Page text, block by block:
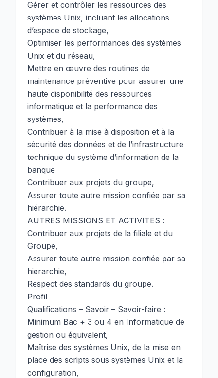
Gérer et contrôler les ressources des
systèmes Unix, incluant les allocations
d’espace de stockage,
Optimiser les performances des systèmes
Unix et du réseau,
Mettre en œuvre des routines de
maintenance préventive pour assurer une
haute disponibilité des ressources
informatique et la performance des
systèmes,
Contribuer à la mise à disposition et à la
sécurité des données et de l’infrastructure
technique du système d’information de la
banque
Contribuer aux projets du groupe,
Assurer toute autre mission confiée par sa
hiérarchie.
AUTRES MISSIONS ET ACTIVITES :
Contribuer aux projets de la filiale et du
Groupe,
Assurer toute autre mission confiée par sa
hiérarchie,
Respect des standards du groupe.
Profil
Qualifications – Savoir – Savoir-faire :
Minimum Bac + 3 ou 4 en Informatique de
gestion ou équivalent,
Maîtrise des systèmes Unix, de la mise en
place des scripts sous systèmes Unix et la
configuration,